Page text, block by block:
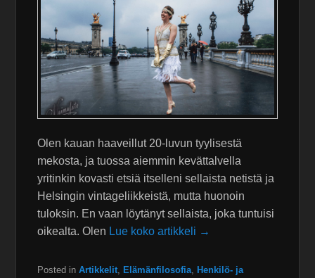
Olen kauan haaveillut 20-luvun tyylisestä
mekosta, ja tuossa aiemmin kevättalvella
yritinkin kovasti etsiä itselleni sellaista netistä ja
Helsingin vintageliikkeistä, mutta huonoin
tuloksin. En vaan löytänyt sellaista, joka tuntuisi
oikealta. Olen Lue koko artikkeli →
Posted in Artikkelit Elämänfilosofia Henkilö- ja